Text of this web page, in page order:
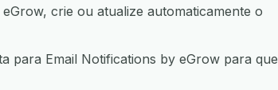
crie ou atualize automaticamente o
para Email Notifications by eGrow para que